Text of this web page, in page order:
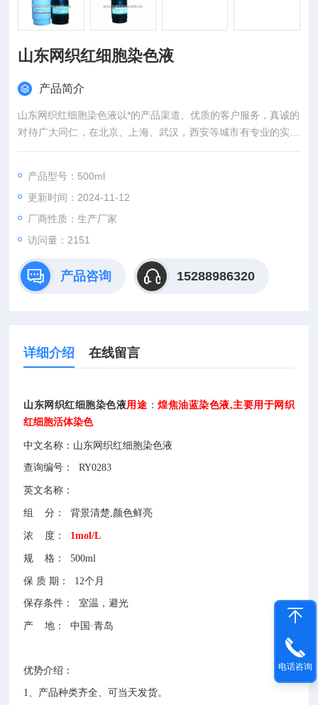
山东网织红细胞染色液
产品简介
山东网织红细胞染色液以*的产品渠道、优质的客户服务，真诚的
对待广大同仁，在北京、上海、武汉，西安等城市有专业的实验
室，竭诚服务每位科研工作者。
产品型号：500ml
更新时间：2024-11-12
厂商性质：生产厂家
访问量：2151
产品咨询 15288986320
详细介绍 在线留言
山东网织红细胞染色液用途 ：煌焦油蓝染色液,主要用于网织
红细胞活体染色
中文名称： 山东网织红细胞染色液
查询编号： RY0283
英文名称：
组 分： 背景清楚,颜色鲜亮
浓 度： 1mol/L
规 格： 500ml
保 质 期： 12个月
保存条件： 室温，避光
产 地： 中国 ·青岛
优势介绍：
1、 产品种类齐全、可当天发货。
电话咨询